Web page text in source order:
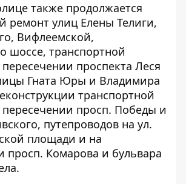
также продолжается
ремонт улиц Елены Телиги,
Вифлеемской,
шоссе, транспортной
проспекта Леся
Гната Юры и Владимира
транспортной
пересечении просп. Победы и
путепроводов на ул.
площади и на
просп. Комарова и бульвара